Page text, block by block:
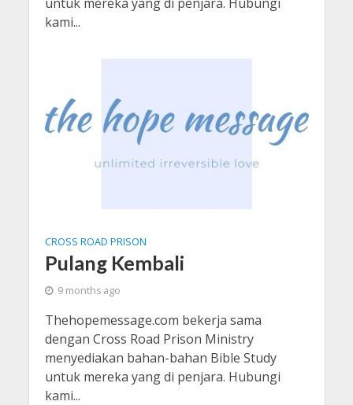
kami...
CROSS ROAD PRISON
Pulang Kembali
9 months ago
Thehopemessage.com bekerja sama
dengan Cross Road Prison Ministry
menyediakan bahan-bahan Bible Study
untuk mereka yang di penjara. Hubungi
kami...